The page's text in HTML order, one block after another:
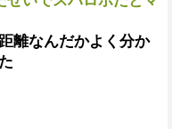
離なんだかよく分か